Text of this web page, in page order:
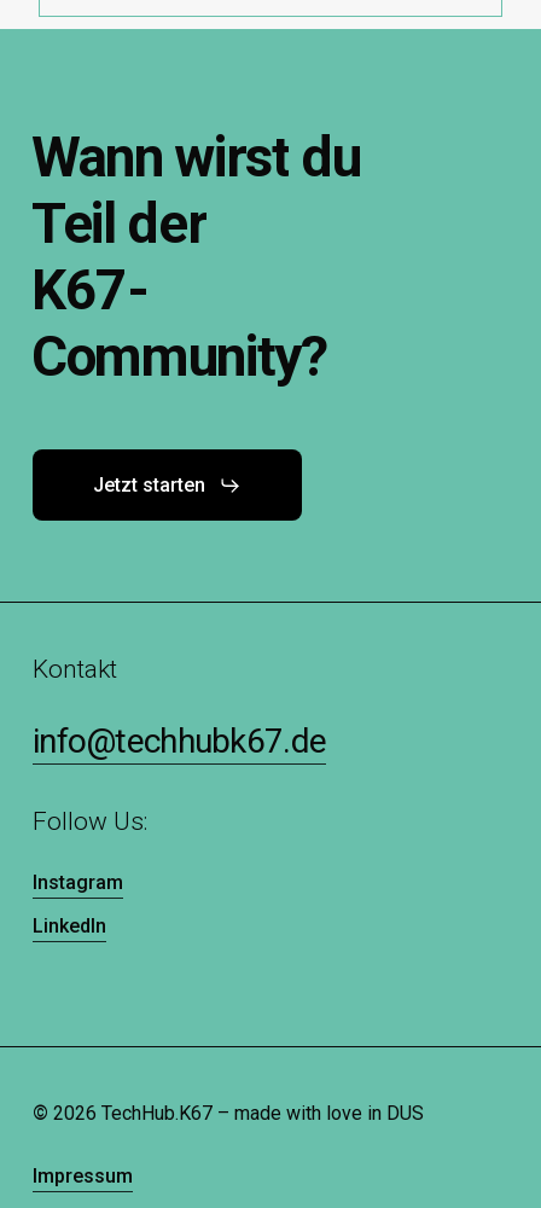
Wann wirst du
Teil der
K67-
Community?
Jetzt starten
Kontakt
info@techhubk67.de
Follow Us:
Instagram
LinkedIn
©2026 TechHub.K67 – made with love in DUS
Impressum